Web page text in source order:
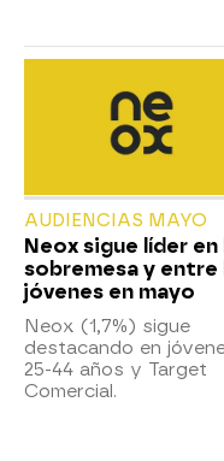
AUDIENCIAS MAYO
Neox sigue líder en
sobremesa y entre
jóvenes en mayo
Neox (1,7%) sigue
destacando en
25-44 años y Target
Comercial.